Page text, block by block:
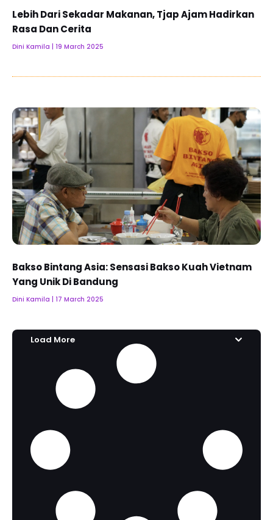
Lebih Dari Sekadar Makanan, Tjap Ajam Hadirkan
Rasa Dan Cerita
Dini Kamila 19 March 2025
Bakso Bintang Asia: Sensasi Bakso Kuah Vietnam
Yang Unik Di Bandung
Dini Kamila 17 March 2025
Load More